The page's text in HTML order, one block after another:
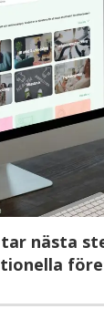
nästa